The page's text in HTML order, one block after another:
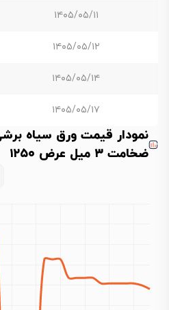
۱۴۰۵/۰۵/۱۱
۱۴۰۵/۰۵/۱۲
۱۴۰۵/۰۵/۱۴
۱۴۰۵/۰۵/۱۷
ضخامت ۳ میل عرض ۱۲۵۰